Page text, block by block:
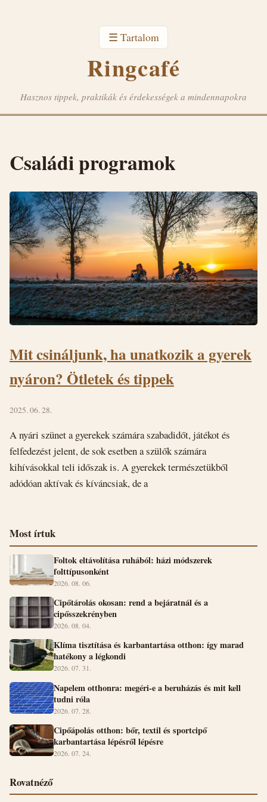
☰ Tartalom
Ringcafé
Hasznos tippek, praktikák és érdekességek a mindennapokra
Családi programok
Mit csináljunk, ha unatkozik a gyerek
nyáron? Ötletek és tippek
2025. 06. 28.
A nyári szünet a gyerekek számára szabadidőt, játékot és
felfedezést jelent, de sok esetben a szülők számára
kihívásokkal teli időszak is. A gyerekek természetükből
adódóan aktívak és kíváncsiak, de a
Most írtuk
Foltok eltávolítása ruhából: házi módszerek
folttípusonként
2026. 08. 06.
Cipőtárolás okosan: rend a bejáratnál és a
cipősszekrényben
2026. 08. 04.
Klíma tisztítása és karbantartása otthon: így marad
hatékony a légkondi
2026. 07. 31.
Napelem otthonra: megéri-e a beruházás és mit kell
tudni róla
2026. 07. 28.
Cipőápolás otthon: bőr, textil és sportcipő
karbantartása lépésről lépésre
2026. 07. 24.
Rovatnéző